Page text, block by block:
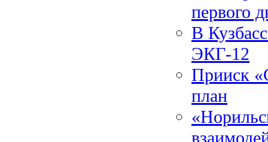
первого
В
ЭКГ-12
Прииск
план